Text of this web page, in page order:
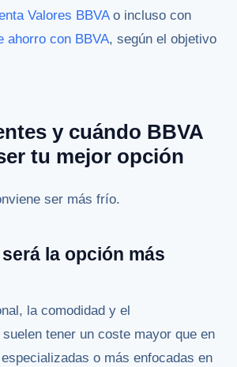
Valores BBVAo incluso con
ahorro con BBVA, según el objetivo
y cuándo BBVA
tu mejor opción
ser más frío.
la opción más
la comodidad y el
tener un coste mayor que en
o más enfocadas en